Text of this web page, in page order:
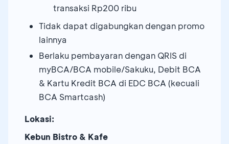
transaksi Rp200 ribu
Tidak dapat digabungkan dengan promo
lainnya
Berlaku pembayaran dengan QRIS di
myBCA/BCA mobile/Sakuku, Debit BCA
& Kartu Kredit BCA di EDC BCA (kecuali
BCA Smartcash)
Lokasi:
Kebun Bistro & Kafe